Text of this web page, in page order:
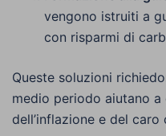
vengono istruiti a
con risparmi di
Queste soluzioni
medio periodo aiutano
dell’inflazione e del caro